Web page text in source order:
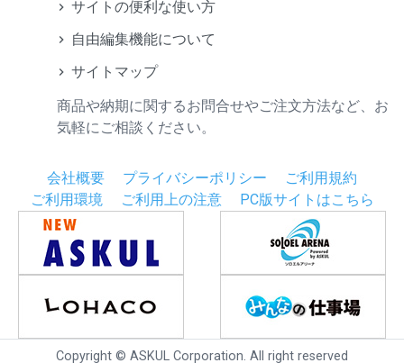
サイトの便利な使い方
自由編集機能について
サイトマップ
商品や納期に関するお問合せやご注文方法など、お
気軽にご相談ください。
会社概要 プライバシーポリシー
ご利用規約
ご利用環境
ご利用上の注意 PC版サイトはこちら
Copyright © ASKUL Corporation. All right reserved